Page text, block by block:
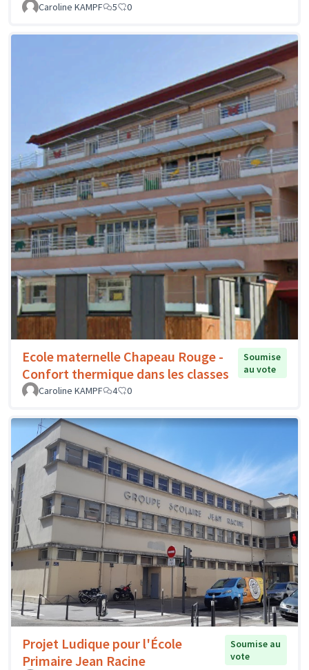
Caroline KAMPF 5 0
Ecole maternelle Chapeau Rouge -
Confort thermique dans les classes
Soumise
au vote
Caroline KAMPF
4 0
Projet Ludique pour l'École
Primaire Jean Racine
Soumise au
vote